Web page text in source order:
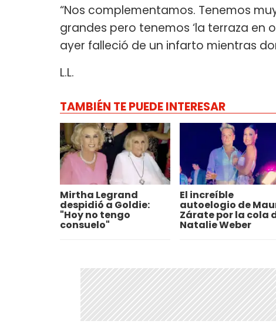
“Nos complementamos. Tenemos
grandes pero tenemos ‘la terraza en
ayer falleció de un infarto mientras
L.L.
TAMBIÉN TE PUEDE INTERESAR
Mirtha Legrand
despidió a Goldie:
"Hoy no tengo
consuelo"
El increíble
autoelogio de
Zárate por la cola
Natalie Weber